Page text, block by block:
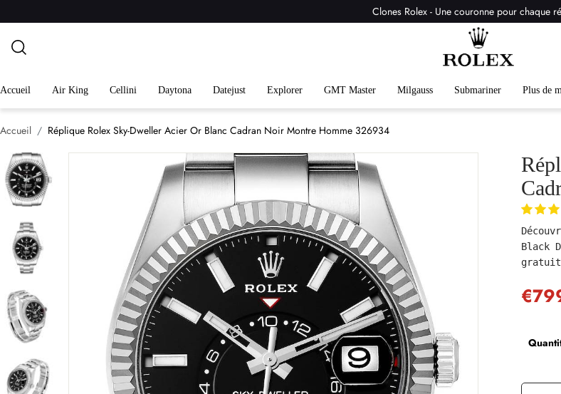
Clones Rolex - Une couronne pour chaque
Accueil Air King Cellini Daytona Datejust Explorer GMT Master Milgauss Submariner Plus de
Accueil Réplique Rolex Sky-Dweller Acier Or Blanc Cadran Noir Montre Homme 326934
Black